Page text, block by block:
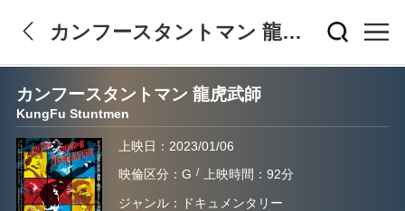
カンフースタントマン 龍虎武師
カンフースタントマン 龍虎武師
KungFu Stuntmen
上映日：2023/01/06
映倫区分：G / 上映時間：92分
ジャンル：ドキュメンタリー